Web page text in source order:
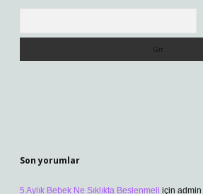
Son yorumlar
5 Aylık Bebek Ne Sıklıkta Beslenmeli için admin